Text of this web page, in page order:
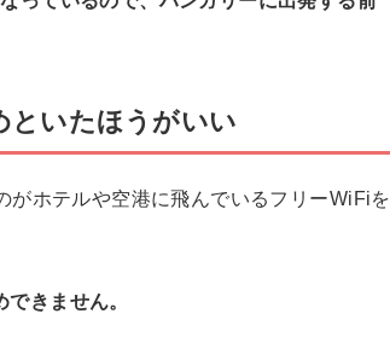
といたほうがいい
ホテルや空港に飛んでいるフリーWiFiを
きません。